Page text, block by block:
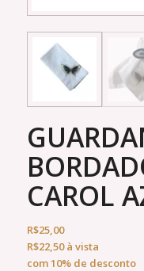
CAROL
R$25,00
R$22,50à vista
com 10% de desconto